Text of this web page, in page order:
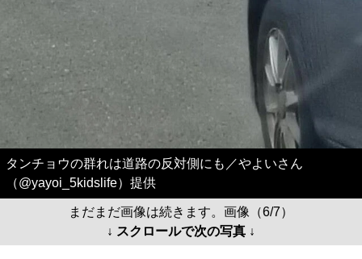
タンチョウの群れは道路の反対側にも／やよいさん
（@yayoi_5kidslife）提供
まだまだ画像は続きます。画像（6/7）
↓ スクロールで次の写真 ↓